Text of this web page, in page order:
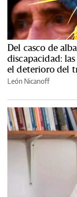
Del casco de
discapacidad:
el deterioro del
León Nicanoff